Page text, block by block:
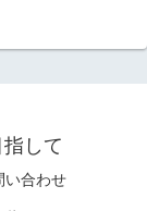
して
い合わせ